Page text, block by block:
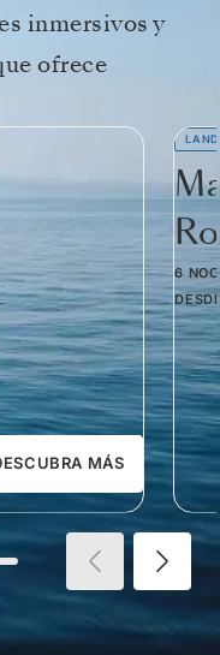
inmersivos y
ofrece
MÁS
6